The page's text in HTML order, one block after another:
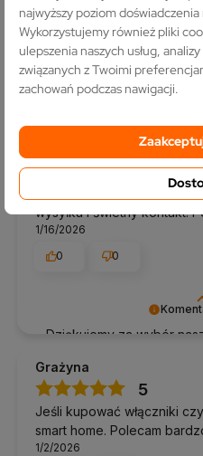
pracę. Dziękujemy!
2/23/2026
0
0
Dziękujemy za wybór
wielu lat
5
Świetne wykonanie i łatwy
wysyłka i świetny kontakt.
1/16/2026
0
0
Grażyna
5
Jeśli kupować włączniki
smart home. Polecam
1/2/2026
najwyższy poziom
Wykorzystujemy również pliki
ulepszenia naszych usług,
związanych z Twoimi
zachowań podczas nawigacji.